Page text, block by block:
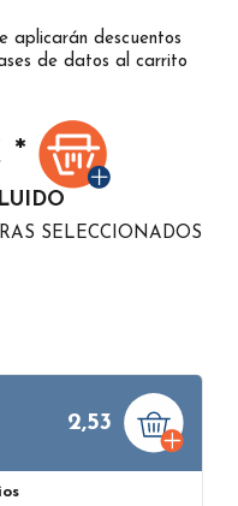
aplicarán descuentos
de datos al carrito
*
SELECCIONADOS
2,53